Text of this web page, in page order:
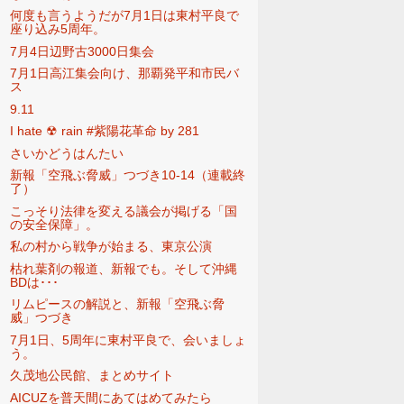
何度も言うようだが7月1日は東村平良で
座り込み5周年。
7月4日辺野古3000日集会
7月1日高江集会向け、那覇発平和市民バ
ス
9.11
I hate ☢ rain ‪#紫陽花革命‬ by 281
さいかどうはんたい
新報「空飛ぶ脅威」つづき10-14（連載終
了）
こっそり法律を変える議会が掲げる「国
の安全保障」。
私の村から戦争が始まる、東京公演
枯れ葉剤の報道、新報でも。そして沖縄
BDは･･･
リムピースの解説と、新報「空飛ぶ脅
威」つづき
7月1日、5周年に東村平良で、会いましょ
う。
久茂地公民館、まとめサイト
AICUZを普天間にあてはめてみたら